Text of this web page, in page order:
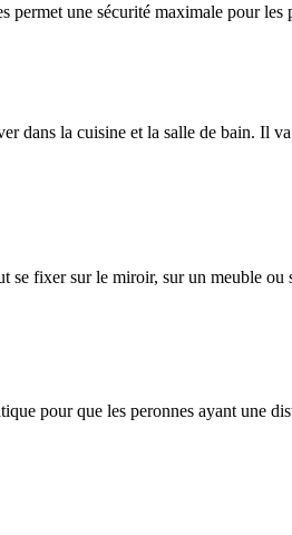
permet une sécurité maximale pour
dans la cuisine et la salle de bain. Il
se fixer sur le miroir, sur un meuble
pour que les peronnes ayant une